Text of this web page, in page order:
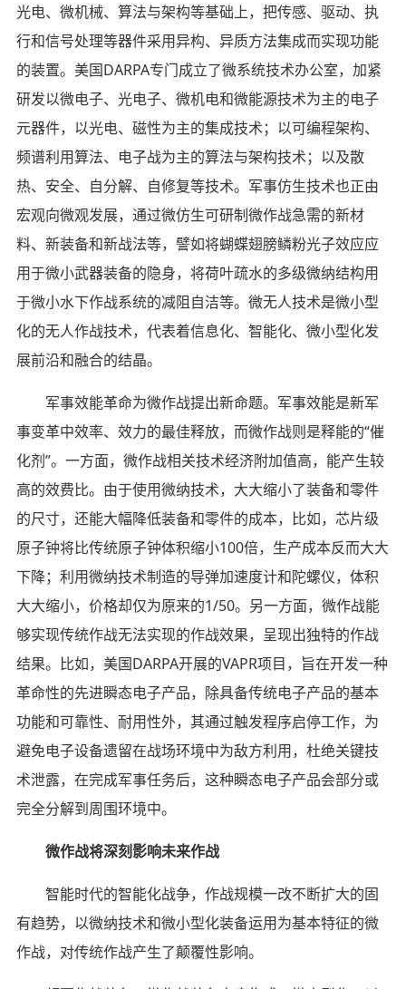
光电、微机械、算法与架构等基础上，把传感、驱动、执
行和信号处理等器件采用异构、异质方法集成而实现功能
的装置。美国DARPA专门成立了微系统技术办公室，加紧
研发以微电子、光电子、微机电和微能源技术为主的电子
元器件，以光电、磁性为主的集成技术；以可编程架构、
频谱利用算法、电子战为主的算法与架构技术；以及散
热、安全、自分解、自修复等技术。军事仿生技术也正由
宏观向微观发展，通过微仿生可研制微作战急需的新材
料、新装备和新战法等，譬如将蝴蝶翅膀鳞粉光子效应应
用于微小武器装备的隐身，将荷叶疏水的多级微纳结构用
于微小水下作战系统的减阻自洁等。微无人技术是微小型
化的无人作战技术，代表着信息化、智能化、微小型化发
展前沿和融合的结晶。
军事效能革命为微作战提出新命题。军事效能是新军
事变革中效率、效力的最佳释放，而微作战则是释能的“催
化剂”。一方面，微作战相关技术经济附加值高，能产生较
高的效费比。由于使用微纳技术，大大缩小了装备和零件
的尺寸，还能大幅降低装备和零件的成本，比如，芯片级
原子钟将比传统原子钟体积缩小100倍，生产成本反而大大
下降；利用微纳技术制造的导弹加速度计和陀螺仪，体积
大大缩小，价格却仅为原来的1/50。另一方面，微作战能
够实现传统作战无法实现的作战效果，呈现出独特的作战
结果。比如，美国DARPA开展的VAPR项目，旨在开发一种
革命性的先进瞬态电子产品，除具备传统电子产品的基本
功能和可靠性、耐用性外，其通过触发程序启停工作，为
避免电子设备遗留在战场环境中为敌方利用，杜绝关键技
术泄露，在完成军事任务后，这种瞬态电子产品会部分或
完全分解到周围环境中。
微作战将深刻影响未来作战
智能时代的智能化战争，作战规模一改不断扩大的固
有趋势，以微纳技术和微小型化装备运用为基本特征的微
作战，对传统作战产生了颠覆性影响。